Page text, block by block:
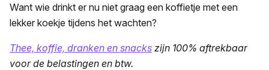
Want wie drinkt er nu niet graag een koffietje met een
lekker koekje tijdens het wachten?
Thee, koffie, dranken en snacks zijn 100% aftrekbaar
voor de belastingen en btw.